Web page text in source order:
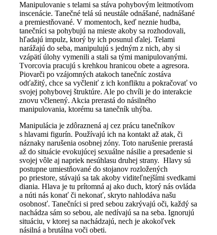
Manipulovanie s telami sa stáva pohybovým leitmotívom
inscenácie. Tanečné telá sú neustále odnášané, nadnášané
a premiestňované. V momentoch, keď neznie hudba,
tanečníci sa pohybujú na mieste akoby sa rozhodovali,
hľadajú impulz, ktorý by ich posunul ďalej. Telami
narážajú do seba, manipulujú s jedným z nich, aby si
vzápätí úlohy vymenili a stali sa tými manipulovanými.
Tvorcovia pracujú s krehkou hranicou obete a agresora.
Piovarči po vzájomných atakoch tanečníc zostáva
odťažitý, chce sa vyčleniť z ich konfliktu a pokračovať vo
svojej pohybovej štruktúre. Ale po chvíli je do interakcie
znovu včlenený. Akcia prerastá do násilného
manipulovania, ktorému sa tanečník uhýba.
Manipulácia je zdôraznená aj cez prácu tanečníkov
s hlavami figurín. Používajú ich na kontakt až atak, či
náznaky narušenia osobnej zóny. Toto narušenie prerastá
až do situácie evokujúcej sexuálne násilie a presadenie si
svojej vôle aj napriek nesúhlasu druhej strany. Hlavy sú
postupne umiestňované do stojanov rozložených
po priestore, stávajú sa tak akoby viditeľnejšími svedkami
diania. Hlava je tu prítomná aj ako duch, ktorý nás ovláda
a núti nás konať či nekonať, skryto nahlodáva našu
osobnosť. Tanečníci si pred sebou zakrývajú oči, každý sa
nachádza sám so sebou, ale nedívajú sa na seba. Ignorujú
situáciu, v ktorej sa nachádzajú, nech je akokoľvek
násilná a brutálna voči obeti.